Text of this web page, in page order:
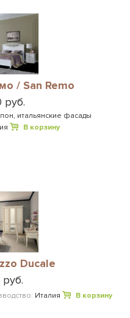
/ San Remo
руб.
итальянские фасады
В корзину
Ducale
руб.
Италия В корзину